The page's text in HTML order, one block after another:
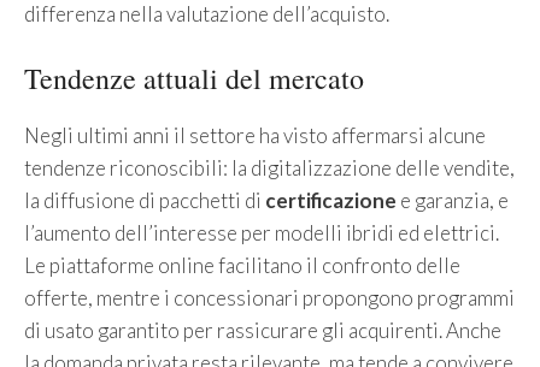
differenza nella valutazione dell’acquisto.
Tendenze attuali del mercato
Negli ultimi anni il settore ha visto affermarsi alcune
tendenze riconoscibili: la digitalizzazione delle vendite,
la diffusione di pacchetti di certificazione e garanzia, e
l’aumento dell’interesse per modelli ibridi ed elettrici.
Le piattaforme online facilitano il confronto delle
offerte, mentre i concessionari propongono programmi
di usato garantito per rassicurare gli acquirenti. Anche